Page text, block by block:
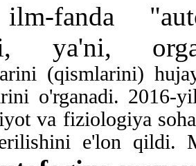
fanda
ya'ni,
(qismlarini)
o'rganadi. 2016-
va fiziologiya
e'lon qildi.